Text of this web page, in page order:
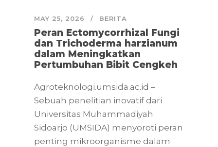
MAY 25, 2026 BERITA
Peran Ectomycorrhizal Fungi
dan Trichoderma harzianum
dalam Meningkatkan
Pertumbuhan Bibit Cengkeh
Agroteknologi.umsida.ac.id –
Sebuah penelitian inovatif dari
Universitas Muhammadiyah
Sidoarjo (UMSIDA) menyoroti peran
penting mikroorganisme dalam